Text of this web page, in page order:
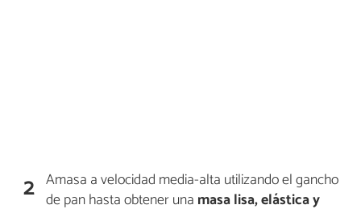
2 Amasa a velocidad media-alta utilizando el gancho
de pan hasta obtener una masa lisa, elástica y